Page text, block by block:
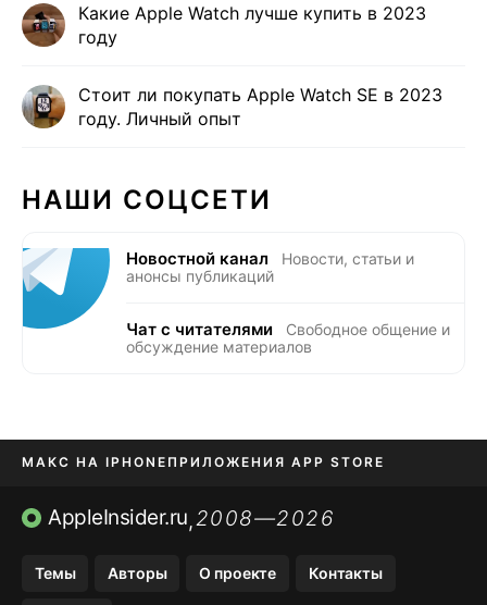
Какие Apple Watch лучше купить в 2023
году
Стоит ли покупать Apple Watch SE в 2023
году. Личный опыт
НАШИ СОЦСЕТИ
Новостной канал
Новости, статьи и
анонсы публикаций
Чат с читателями
Свободное общение и
обсуждение материалов
МАКС НА IPHONE ПРИЛОЖЕНИЯ APP STORE
TIKTOK НА IPHONEПРИЛОЖЕНИЯ БЕЗ APP STORE
AppleInsider.ru,2008—2026
Темы Авторы О проекте Контакты